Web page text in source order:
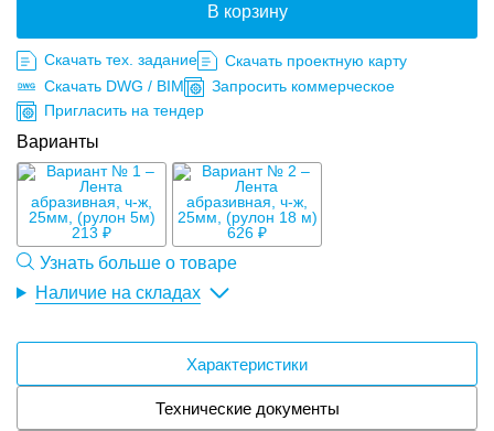
В корзину
Скачать тех. задание
Скачать проектную карту
Скачать DWG / BIM
Запросить коммерческое
Пригласить на тендер
Варианты
213 ₽ 626 ₽
Узнать больше о товаре
Наличие на складах
Характеристики
Технические документы